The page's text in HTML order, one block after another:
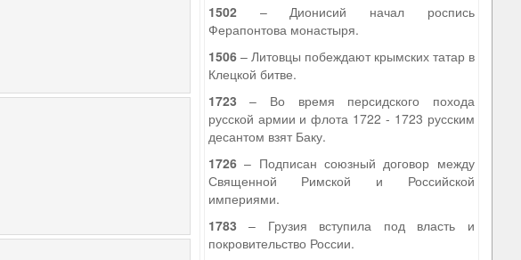
1502– Дионисий начал роспись
Ферапонтова монастыря.
1506– Литовцы побеждают крымских татар в
Клецкой битве.
1723 – Во время персидского похода
русской армии и флота 1722 - 1723 русским
десантом взят Баку.
1726– Подписан союзный договор между
Священной Римской и Российской
империями.
1783 – Грузия вступила под власть и
покровительство России.